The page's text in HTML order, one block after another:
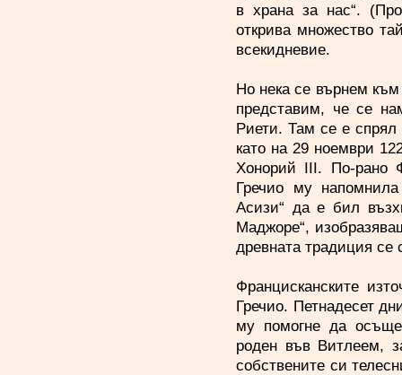
в храна за нас“.
открива множество
всекидневие.
Но нека се върнем към
представим, че се
Риети. Там се е
като на 29 ноември
Хонорий III. По-рано
Гречио му
Асизи“ да е бил
Маджоре“,
древната традиция се
Францисканските
Гречио. Петнадесет
му помогне да
роден във Витлеем,
собствените си